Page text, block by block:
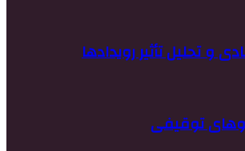
و تحلیل تأثیر رویدادها
توقیفی